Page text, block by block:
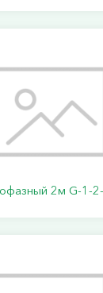
2м G-1-2-